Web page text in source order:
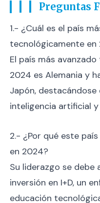
Preguntas
1.- ¿Cuál es el país
tecnológicamente en
El país más
2024 es Alemania y
Japón, destacándose
inteligencia artificial
2.- ¿Por qué este
en 2024?
Su liderazgo se debe
inversión en I+D, un
educación